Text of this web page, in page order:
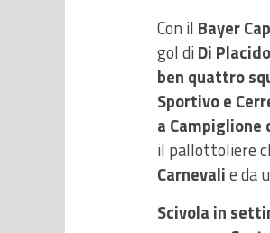
Con il Bayer
gol diDi Placido
ben quattro
Sportivo e
a Campiglione
il pallottoliere
Carnevalie da
Scivola in